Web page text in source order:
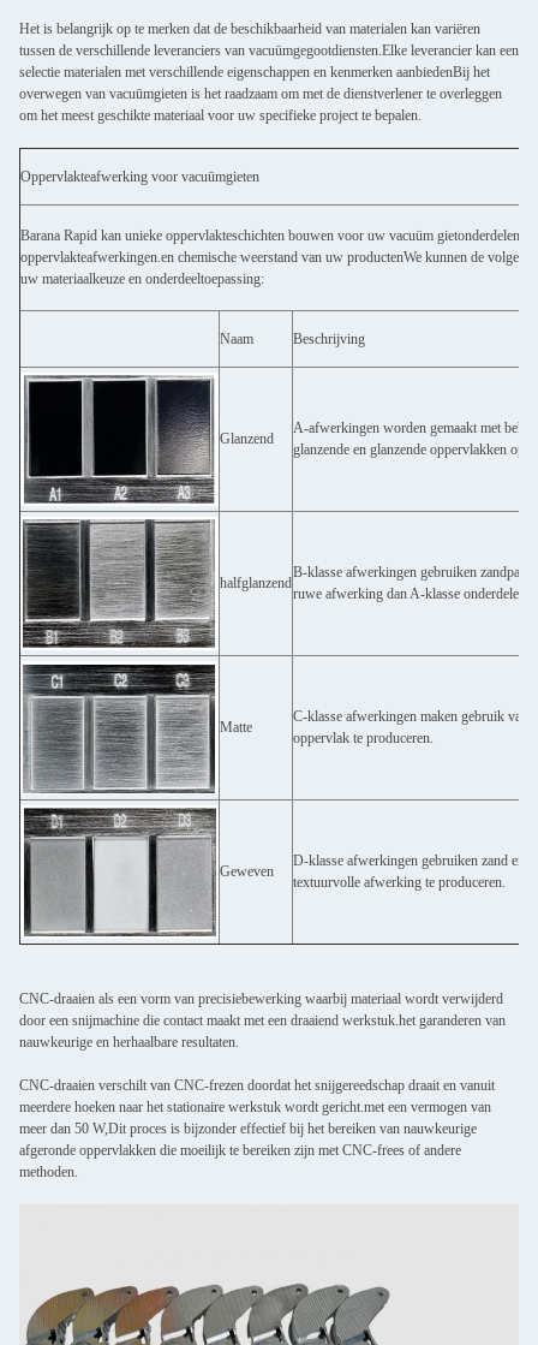
Het is belangrijk op te merken dat de beschikbaarheid van materialen kan variëren
tussen de verschillende leveranciers van vacuümgegootdiensten.Elke leverancier kan een
selectie materialen met verschillende eigenschappen en kenmerken aanbiedenBij het
overwegen van vacuümgieten is het raadzaam om met de dienstverlener te overleggen
om het meest geschikte materiaal voor uw specifieke project te bepalen.
Oppervlakteafwerking voor vacuümgieten
Barana Rapid kan unieke oppervlakteschichten bouwen voor uw vacuüm gietonderdelen
oppervlakteafwerkingen.en chemische weerstand van uw productenWe kunnen de
uw materiaalkeuze en onderdeeltoepassing:
Naam Beschrijving
Glanzend
A-afwerkingen worden gemaakt met
glanzende en glanzende oppervlakken op
halfglanzend
B-klasse afwerkingen gebruiken
ruwe afwerking dan A-klasse onderdelen.
Matte
C-klasse afwerkingen maken gebruik van
oppervlak te produceren.
Geweven
D-klasse afwerkingen gebruiken zand en
textuurvolle afwerking te produceren.
CNC-draaien als een vorm van precisiebewerking waarbij materiaal wordt verwijderd
door een snijmachine die contact maakt met een draaiend werkstuk.het garanderen van
nauwkeurige en herhaalbare resultaten.
CNC-draaien verschilt van CNC-frezen doordat het snijgereedschap draait en vanuit
meerdere hoeken naar het stationaire werkstuk wordt gericht.met een vermogen van
meer dan 50 W,Dit proces is bijzonder effectief bij het bereiken van nauwkeurige
afgeronde oppervlakken die moeilijk te bereiken zijn met CNC-frees of andere
methoden.